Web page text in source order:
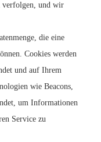
verfolgen, und wir
die eine
Cookies werden
und auf Ihrem
wie Beacons,
um Informationen
Service zu